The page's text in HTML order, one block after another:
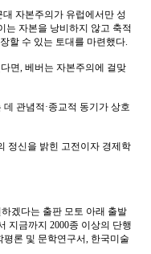
자본주의가 유럽에서만 성
는 자본을 낭비하지 않고 축적
할 수 있는 토대를 마련했다.
면, 베버는 자본주의에 걸맞
관념적·종교적 동기가 상호
정신을 밝힌 고전이자 경제학
겠다는 출판 모토 아래 출발
지금까지 2000종 이상의 단행
론 및 문학연구서, 한국미술